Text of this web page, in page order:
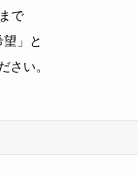
で
望」と
さい。